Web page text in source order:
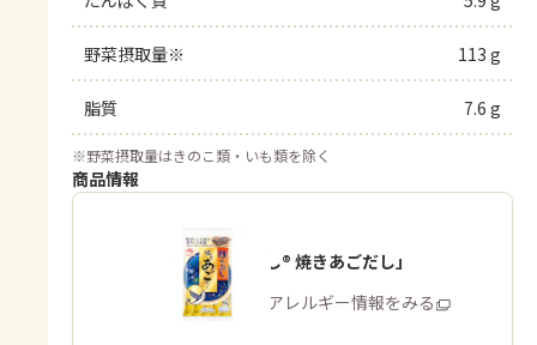
野菜摂取量※ 113 g
脂質 7.6 g
※野菜摂取量はきのこ類・いも類を除く
商品情報
「ほんだし® 焼きあごだし」
商品・アレルギー情報をみる